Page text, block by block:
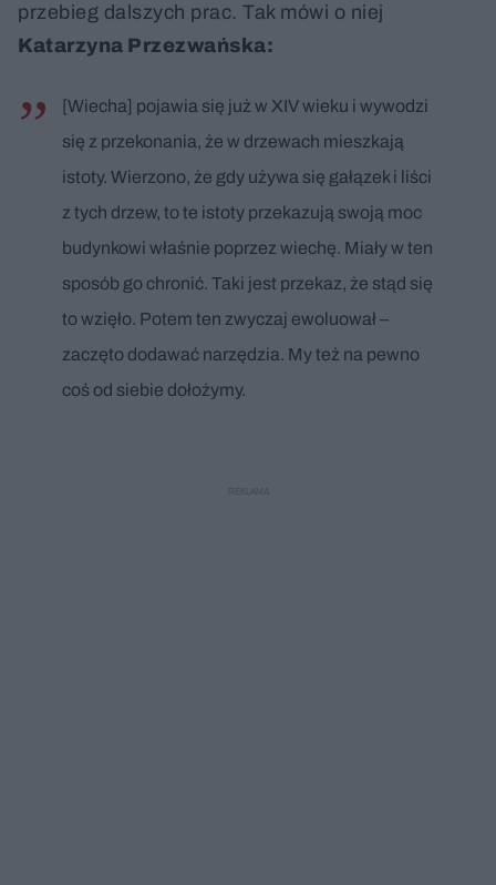
przebieg dalszych prac. Tak mówi o niej
Katarzyna Przezwańska:
[Wiecha] pojawia się już w XIV wieku i wywodzi
się z przekonania, że w drzewach mieszkają
istoty. Wierzono, że gdy używa się gałązek i liści
z tych drzew, to te istoty przekazują swoją moc
budynkowi właśnie poprzez wiechę. Miały w ten
sposób go chronić. Taki jest przekaz, że stąd się
to wzięło. Potem ten zwyczaj ewoluował –
zaczęto dodawać narzędzia. My też na pewno
coś od siebie dołożymy.